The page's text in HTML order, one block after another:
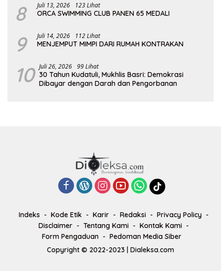
8 Juli 13, 2026 123 Lihat
ORCA SWIMMING CLUB PANEN 65 MEDALI
9 Juli 14, 2026 112 Lihat
MENJEMPUT MIMPI DARI RUMAH KONTRAKAN
10 Juli 26, 2026 99 Lihat
30 Tahun Kudatuli, Mukhlis Basri: Demokrasi
Dibayar dengan Darah dan Pengorbanan
Indeks Kode Etik Karir Redaksi
Privacy Policy
Disclaimer
Tentang Kami
Kontak Kami
Form Pengaduan
Pedoman Media Siber
Copyright © 2022-2023 | Dialeksa.com